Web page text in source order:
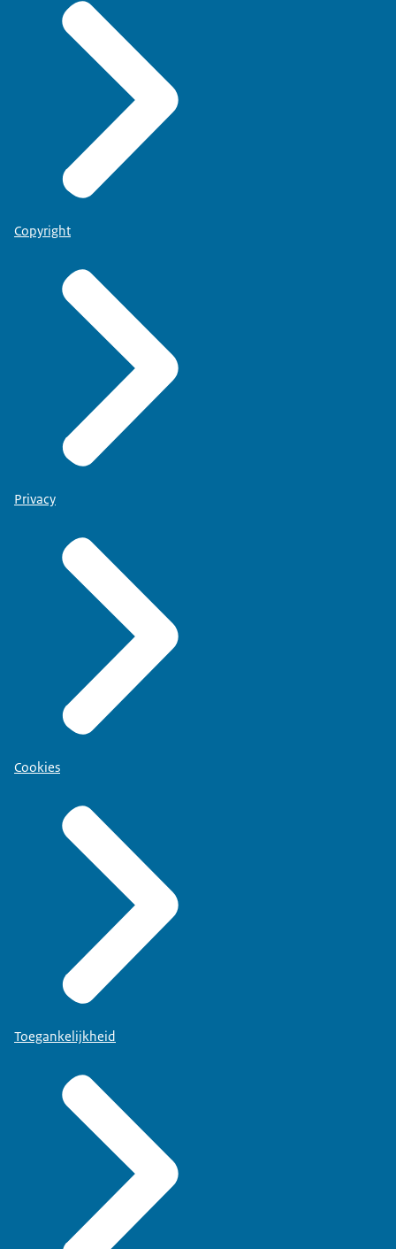
Copyright
Privacy
Cookies
Toegankelijkheid